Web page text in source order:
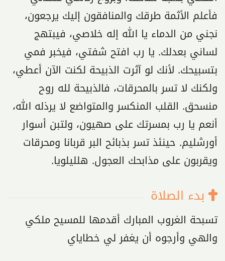
فأعلم الأثمة طرقك والمنافقون إليك يرجعون،
نجني من الدماء يا الله إله خلاصي، فيبتهج
لساني بعدلك. يا رب افتح شفتي، فيخبر فمي
بتسبيحك. لأنك لو آثرت الذبيحة لكنت الآن أعطي،
ولكنك لا تسر بالمحرقات، فالذبيحة لله روح
منسحق. القلب المنكسر والمتواضع لا يرذله الله،
أنعم يا رب بمسرتك على صهيون، ولتبن أسوار
أورشليم. حينئذ تسر بذبائح البر قربانا ومحرقات
ويقربون على مذابحك العجول. هلليلويا.
بدء الصلاة
تسبحة الغروب المبارك أقدمها للمسيح ملكي
والهي وأرجوه أن يغفر لي خطاياي